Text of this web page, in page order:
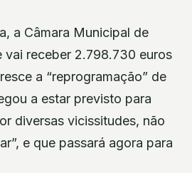
a Câmara Municipal de
vai receber 2.798.730 euros
a “reprogramação” de
a estar previsto para
diversas vicissitudes, não
e que passará agora para